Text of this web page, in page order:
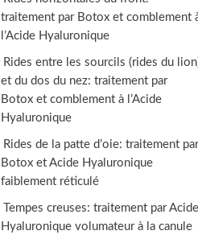
traitement par Botox et comblement
l’Acide Hyaluronique
Rides entre les sourcils (rides du
et du dos du nez: traitement par
Botox et comblement à l’Acide
Hyaluronique
Rides de la patte d’oie: traitement
Botox et Acide Hyaluronique
faiblement réticulé
Tempes creuses: traitement par Acide
Hyaluronique volumateur à la canule